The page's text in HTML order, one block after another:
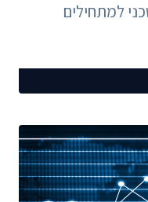
למתחילים